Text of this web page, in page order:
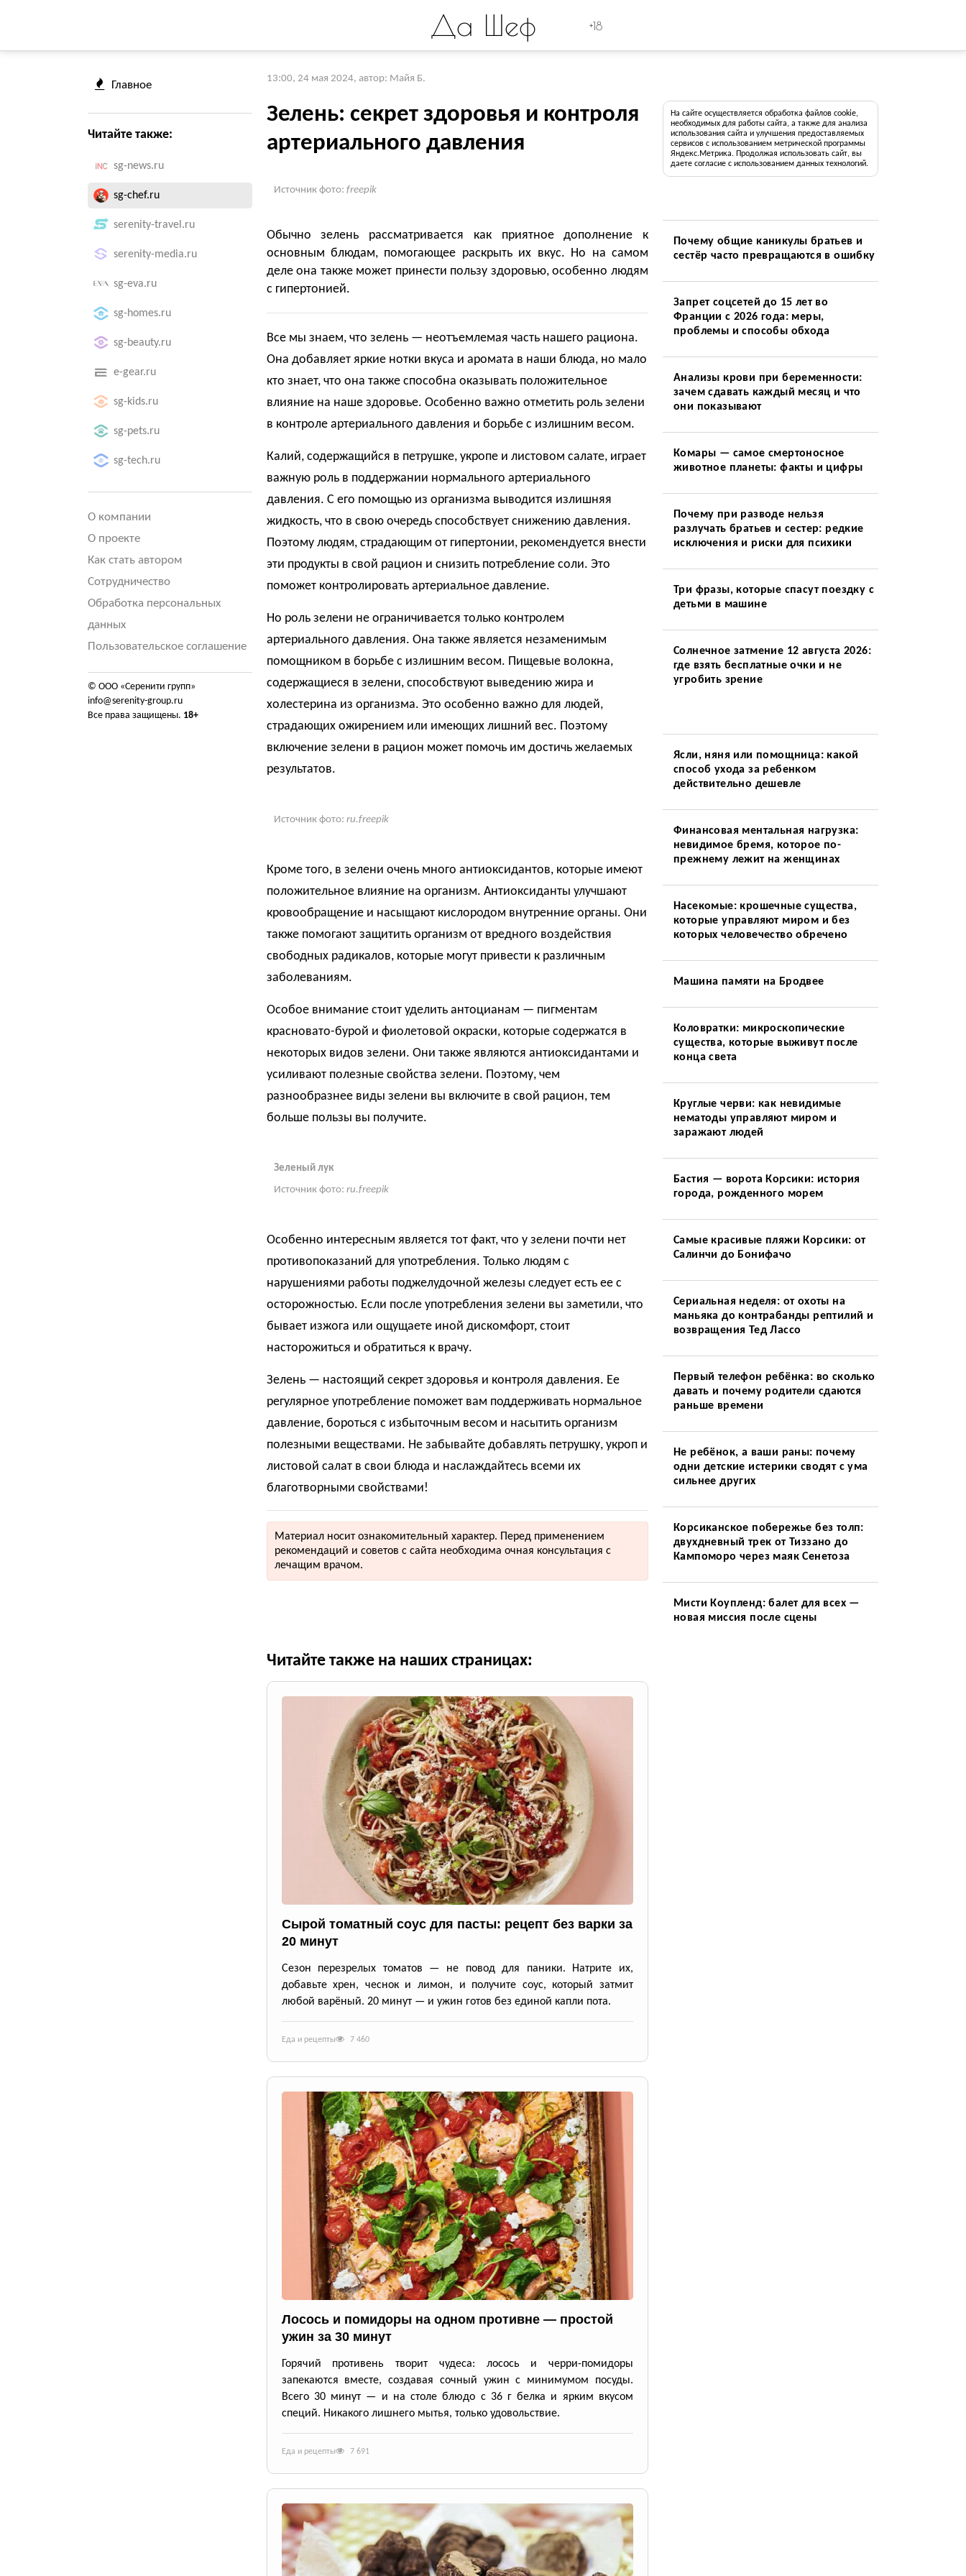
Да Шеф +18
Главное
Читайте также:
sg-news.ru
sg-chef.ru
serenity-travel.ru
serenity-media.ru
sg-eva.ru
sg-homes.ru
sg-beauty.ru
e-gear.ru
sg-kids.ru
sg-pets.ru
sg-tech.ru
О компании
О проекте
Как стать автором
Сотрудничество
Обработка персональных
данных
Пользовательское соглашение
© ООО «Серенити групп»
info@serenity-group.ru
Все права защищены. 18+
13:00, 24 мая 2024, автор: Майя Б.
Зелень: секрет здоровья и контроля
артериального давления
Источник фото: freepik
Обычно зелень рассматривается как приятное дополнение к
основным блюдам, помогающее раскрыть их вкус. Но на самом
деле она также может принести пользу здоровью, особенно людям
с гипертонией.
Все мы знаем, что зелень — неотъемлемая часть нашего рациона.
Она добавляет яркие нотки вкуса и аромата в наши блюда, но мало
кто знает, что она также способна оказывать положительное
влияние на наше здоровье. Особенно важно отметить роль зелени
в контроле артериального давления и борьбе с излишним весом.
Калий, содержащийся в петрушке, укропе и листовом салате, играет
важную роль в поддержании нормального артериального
давления. С его помощью из организма выводится излишняя
жидкость, что в свою очередь способствует снижению давления.
Поэтому людям, страдающим от гипертонии, рекомендуется внести
эти продукты в свой рацион и снизить потребление соли. Это
поможет контролировать артериальное давление.
Но роль зелени не ограничивается только контролем
артериального давления. Она также является незаменимым
помощником в борьбе с излишним весом. Пищевые волокна,
содержащиеся в зелени, способствуют выведению жира и
холестерина из организма. Это особенно важно для людей,
страдающих ожирением или имеющих лишний вес. Поэтому
включение зелени в рацион может помочь им достичь желаемых
результатов.
Источник фото: ru.freepik
Кроме того, в зелени очень много антиоксидантов, которые имеют
положительное влияние на организм. Антиоксиданты улучшают
кровообращение и насыщают кислородом внутренние органы. Они
также помогают защитить организм от вредного воздействия
свободных радикалов, которые могут привести к различным
заболеваниям.
Особое внимание стоит уделить антоцианам — пигментам
красновато-бурой и фиолетовой окраски, которые содержатся в
некоторых видов зелени. Они также являются антиоксидантами и
усиливают полезные свойства зелени. Поэтому, чем
разнообразнее виды зелени вы включите в свой рацион, тем
больше пользы вы получите.
Зеленый лук
Источник фото: ru.freepik
Особенно интересным является тот факт, что у зелени почти нет
противопоказаний для употребления. Только людям с
нарушениями работы поджелудочной железы следует есть ее с
осторожностью. Если после употребления зелени вы заметили, что
бывает изжога или ощущаете иной дискомфорт, стоит
насторожиться и обратиться к врачу.
Зелень — настоящий секрет здоровья и контроля давления. Ее
регулярное употребление поможет вам поддерживать нормальное
давление, бороться с избыточным весом и насытить организм
полезными веществами. Не забывайте добавлять петрушку, укроп и
листовой салат в свои блюда и наслаждайтесь всеми их
благотворными свойствами!
Материал носит ознакомительный характер. Перед применением
рекомендаций и советов с сайта необходима очная консультация с
лечащим врачом.
Читайте также на наших страницах:
Сырой томатный соус для пасты: рецепт без варки за
20 минут
Сезон перезрелых томатов — не повод для паники. Натрите их,
добавьте хрен, чеснок и лимон, и получите соус, который затмит
любой варёный. 20 минут — и ужин готов без единой капли пота.
Еда и рецепты 7 460
Лосось и помидоры на одном противне — простой
ужин за 30 минут
Горячий противень творит чудеса: лосось и черри-помидоры
запекаются вместе, создавая сочный ужин с минимумом посуды.
Всего 30 минут — и на столе блюдо с 36 г белка и ярким вкусом
специй. Никакого лишнего мытья, только удовольствие.
Еда и рецепты 7 691
На сайте осуществляется обработка файлов cookie,
необходимых для работы сайта, а также для анализа
использования сайта и улучшения предоставляемых
сервисов с использованием метрической программы
Яндекс.Метрика. Продолжая использовать сайт, вы
даете согласие с использованием данных технологий.
Почему общие каникулы братьев и
сестёр часто превращаются в ошибку
Запрет соцсетей до 15 лет во
Франции с 2026 года: меры,
проблемы и способы обхода
Анализы крови при беременности:
зачем сдавать каждый месяц и что
они показывают
Комары — самое смертоносное
животное планеты: факты и цифры
Почему при разводе нельзя
разлучать братьев и сестер: редкие
исключения и риски для психики
Три фразы, которые спасут поездку с
детьми в машине
Солнечное затмение 12 августа 2026:
где взять бесплатные очки и не
угробить зрение
Ясли, няня или помощница: какой
способ ухода за ребенком
действительно дешевле
Финансовая ментальная нагрузка:
невидимое бремя, которое по-
прежнему лежит на женщинах
Насекомые: крошечные существа,
которые управляют миром и без
которых человечество обречено
Машина памяти на Бродвее
Коловратки: микроскопические
существа, которые выживут после
конца света
Круглые черви: как невидимые
нематоды управляют миром и
заражают людей
Бастия — ворота Корсики: история
города, рожденного морем
Самые красивые пляжи Корсики: от
Салинчи до Бонифачо
Сериальная неделя: от охоты на
маньяка до контрабанды рептилий и
возвращения Тед Лассо
Первый телефон ребёнка: во сколько
давать и почему родители сдаются
раньше времени
Не ребёнок, а ваши раны: почему
одни детские истерики сводят с ума
сильнее других
Корсиканское побережье без толп:
двухдневный трек от Тиззано до
Кампоморо через маяк Сенетоза
Мисти Коупленд: балет для всех —
новая миссия после сцены